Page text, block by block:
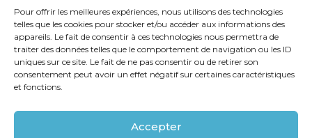
Pour offrir les meilleures expériences, nous utilisons des technologies
telles que les cookies pour stocker et/ou accéder aux informations des
appareils. Le fait de consentir à ces technologies nous permettra de
traiter des données telles que le comportement de navigation ou les ID
uniques sur ce site. Le fait de ne pas consentir ou de retirer son
consentement peut avoir un effet négatif sur certaines caractéristiques
et fonctions.
Accepter
FaceBook
TwitterLinkedIn